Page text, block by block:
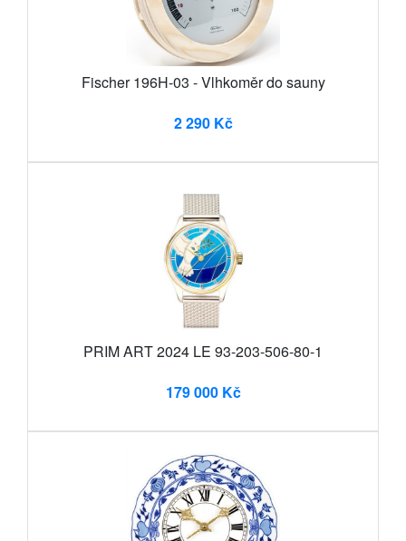
Fischer 196H-03 - Vlhkoměr do sauny
2 290 Kč
PRIM ART 2024 LE 93-203-506-80-1
179 000 Kč